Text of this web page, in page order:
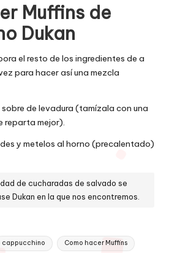
Muffins de
Dukan
el resto de los ingredientes de a
para hacer así una mezcla
de levadura (tamízala con una
reparta mejor).
y metelos al horno (precalentado)
de cucharadas de salvado se
Dukan en la que nos encontremos.
cappucchino Como hacer Muffins